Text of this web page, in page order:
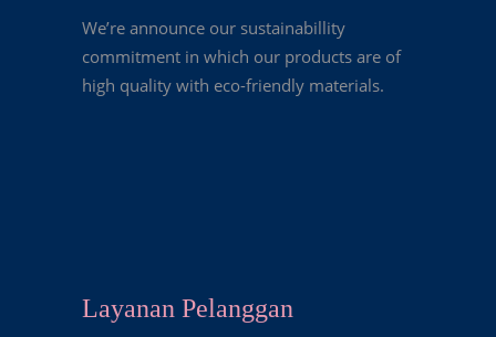
We’re announce our sustainabillity
commitment in which our products are of
high quality with eco-friendly materials.
Layanan Pelanggan